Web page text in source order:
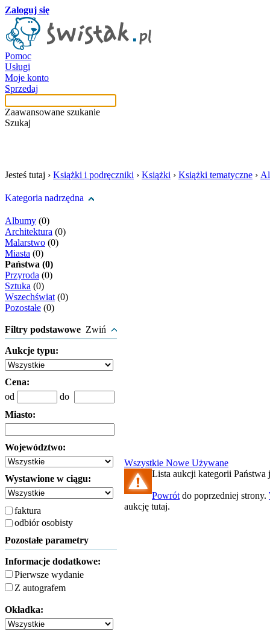
Zaloguj się
Pomoc
Usługi
Moje konto
Sprzedaj
Zaawansowane szukanie
Szukaj
Jesteś tutaj › Książki i podręczniki › Książki › Książki tematyczne ›
Kategoria nadrzędna
Albumy (0)
Architektura (0)
Malarstwo (0)
Miasta (0)
Państwa (0)
Przyroda (0)
Sztuka (0)
Wszechświat (0)
Pozostałe (0)
Filtry podstawowe Zwiń
Aukcje typu:
Cena:
od
do
Miasto:
Województwo:
Wystawione w ciągu:
faktura
odbiór osobisty
Pozostałe parametry
Informacje dodatkowe:
Pierwsze wydanie
Z autografem
Okładka:
Wszystkie Nowe Używane
Lista aukcji kategorii Państwa
Powrót do poprzedniej strony.
aukcję tutaj.